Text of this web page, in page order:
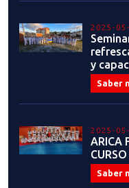
2025-
y
Saber
2025-
ARICA
Saber